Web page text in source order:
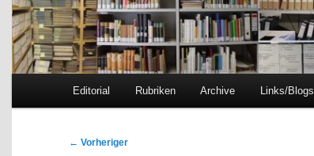
Zum
Zum
Editorial Rubriken Archive Links/Blogs
Beitragsnavigation
← Vorheriger